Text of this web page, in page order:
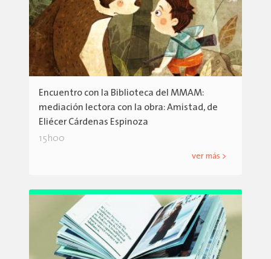
Encuentro con la Biblioteca del MMAM:
mediación lectora con la obra: Amistad, de
Eliécer Cárdenas Espinoza
15h00
ver más >